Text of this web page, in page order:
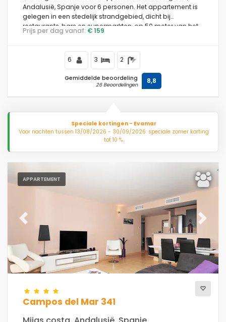
Andalusië, Spanje voor 6 personen. Het appartement is
gelegen in een stedelijk strandgebied, dicht bij
restaurants, bars en supermarkten, op 50 meter van het
strand Playa de los Boliches en 50 meter van de
Prijs per dag vanaf: € 159
6 3 2
Gemiddelde beoordeling
26 Beoordelingen 8,8
Speciale kortingen - Evamar
Voor nachten tussen 13/08/2026 - 30/09/2026: speciale zomer korting
tot 10 %.
APPARTEMENT
Previous Next
Campos del Mar 341